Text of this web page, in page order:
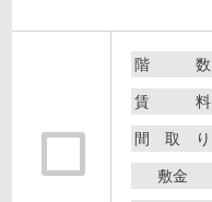
階 数
賃 料
間 取 り
敷金